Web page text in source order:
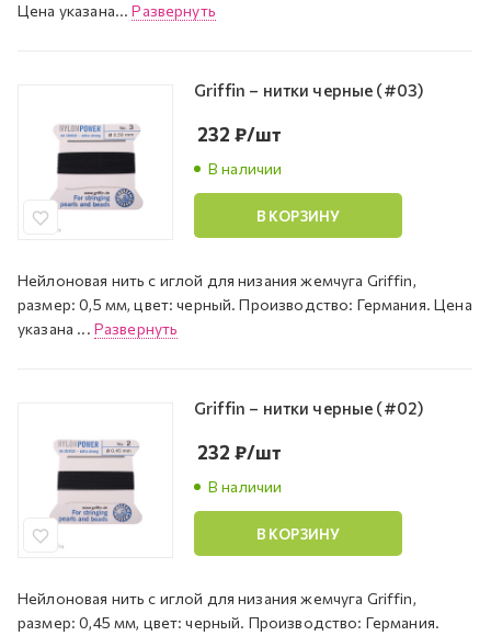
Цена указана...Развернуть
Griffin – нитки черные (#03)
В наличии
232 ₽/шт
В КОРЗИНУ
Нейлоновая нить с иглой для низания жемчуга Griffin,
размер: 0,5 мм, цвет: черный. Производство: Германия. Цена
указана ... Развернуть
Griffin – нитки черные (#02)
В наличии
232 ₽/шт
В КОРЗИНУ
Нейлоновая нить с иглой для низания жемчуга Griffin,
размер: 0,45 мм, цвет: черный. Производство: Германия.